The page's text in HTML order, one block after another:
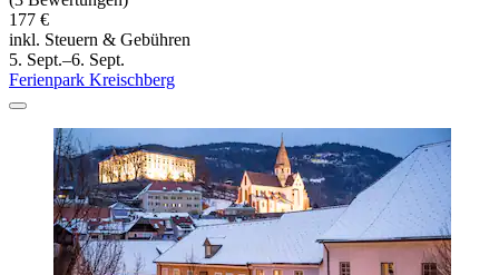
177 €
inkl. Steuern & Gebühren
5. Sept.–6. Sept.
Ferienpark Kreischberg